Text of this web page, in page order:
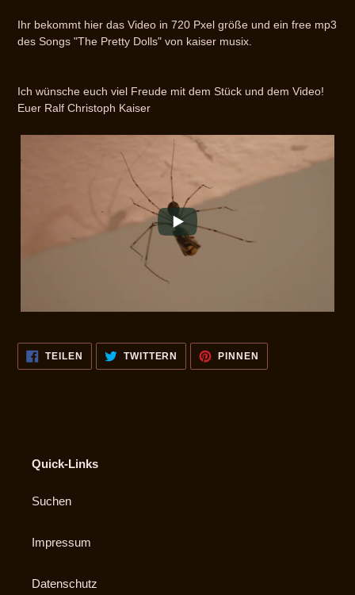
Ihr bekommt hier das Video in 720 Pxel größe und ein free mp3
des Songs "The Pretty Dolls" von kaiser musix.
Ich wünsche euch viel Freude mit dem Stück und dem Video!
Euer Ralf Christoph Kaiser
TEILEN
FACEBOOK
TEILEN
TWITTERN AUF
TWITTER
TWITTERN
PINNEN
PINNEN
Quick-Links
Suchen
Impressum
Datenschutz